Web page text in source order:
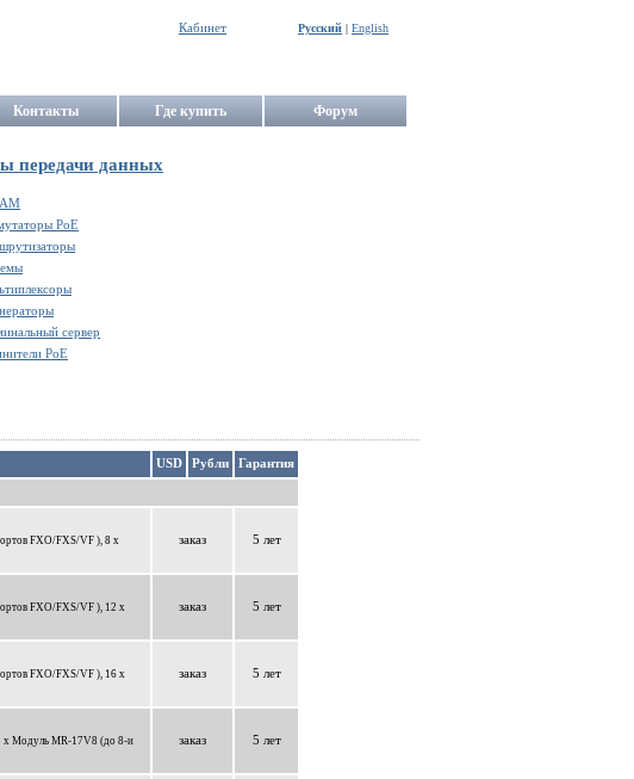
Кабинет Русский | English
Контакты Где купить Форум
передачи данных
PoE
сервер
PoE
USD Рубли Гарантия
FXO/FXS/VF ), 8 x
заказ 5 лет
FXO/FXS/VF ), 12 x
заказ 5 лет
FXO/FXS/VF ), 16 x
заказ 5 лет
x Модуль MR-17V8 (до 8-и
заказ 5 лет